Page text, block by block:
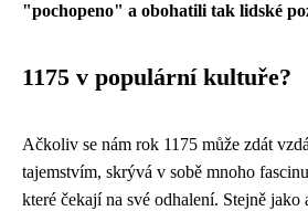
"pochopeno" a obohatili tak lidské
1175 v populární kultuře?
Ačkoliv se nám rok 1175 může zdát
tajemstvím, skrývá v sobě mnoho
které čekají na své odhalení. Stejně jako